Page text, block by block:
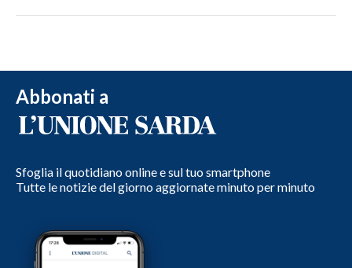
Abbonati a
Sfoglia il quotidiano online e sul tuo smartphone
Tutte le notizie del giorno aggiornate minuto per minuto